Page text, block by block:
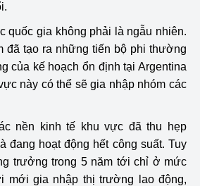
quốc gia không phải là ngẫu nhiên.
đã tạo ra những tiến bộ phi thường
của kế hoạch ổn định tại Argentina
này có thể sẽ gia nhập nhóm các
nền kinh tế khu vực đã thu hẹp
đang hoạt động hết công suất. Tuy
trưởng trong 5 năm tới chỉ ở mức
mới gia nhập thị trường lao động,